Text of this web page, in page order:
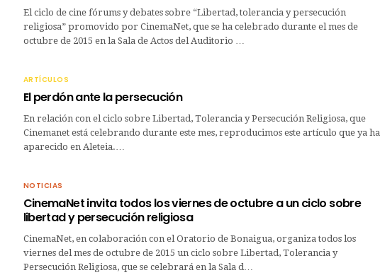
El ciclo de cine fórums y debates sobre “Libertad, tolerancia y persecución
religiosa” promovido por CinemaNet, que se ha celebrado durante el mes de
octubre de 2015 en la Sala de Actos del Auditorio …
ARTÍCULOS
El perdón ante la persecución
En relación con el ciclo sobre Libertad, Tolerancia y Persecución Religiosa, que
Cinemanet está celebrando durante este mes, reproducimos este artículo que ya ha
aparecido en Aleteia.…
NOTICIAS
CinemaNet invita todos los viernes de octubre a un ciclo sobre
libertad y persecución religiosa
CinemaNet, en colaboración con el Oratorio de Bonaigua, organiza todos los
viernes del mes de octubre de 2015 un ciclo sobre Libertad, Tolerancia y
Persecución Religiosa, que se celebrará en la Sala d…